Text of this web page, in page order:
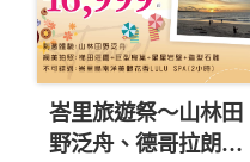
峇里旅遊祭～山林田
野泛舟、德哥拉朗梯